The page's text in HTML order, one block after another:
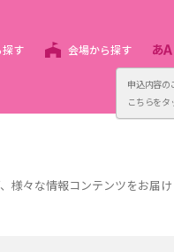
申込内容の
こちらを
探す 会場から探す
様々な情報コンテンツをお届け